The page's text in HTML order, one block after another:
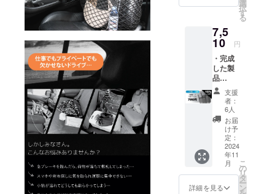
ンを通し
ことが一つ
減るような
商品を取り
扱っており
ます。「利
便性」「ミ
ニマル」
る」などを
メインの
テーマに今
後の企画を
定価格
円（税
込） ----
-----------
------- ※
皆様の
支援に
より量
産効率
が向上
した場
合、正
規販売
価格が
販売予
定価格
より下
がる可
選
択
す
る
7,5
10 円
・完成
した製
品
SekiNet
× 2点 ---
-----------
-------- ※
表示価
格は
（消費
税・送
料込）
です。
※ 一般
支援
者：
6人
お届
け予
定：
2024
年11
月
詳細を見る
こ
の
リ
タ
ー
ン